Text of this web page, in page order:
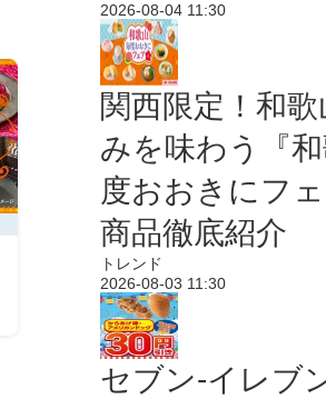
2026-08-04 11:30
関西限定！和
みを味わう『
度おおきにフ
商品徹底紹介
トレンド
2026-08-03 11:30
セブン‐イレブ